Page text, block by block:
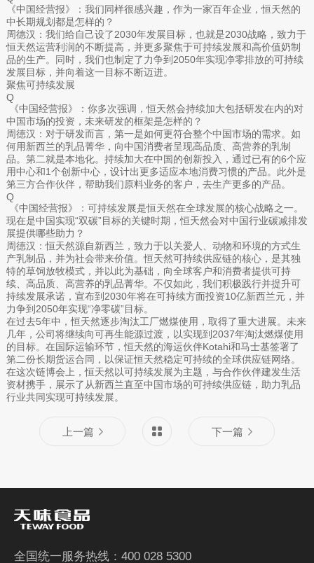
《中国经营报》：我们同样很感兴趣，作为一家百年企业，恒天然的
中长期规划都是怎样的？
周德汉：我们给自己设了2030年发展目标，也就是2030战略，致力于
恒天然运营利润的不断提高，并更多聚焦于可持续发展和高价值奶制
品的生产。同时，我们也制定了力争到2050年实现净零排放的可持续
发展目标，并向着这一目标不断迈进。
聚焦可持续发展
Q
《中国经营报》：你多次强调，恒天然会持续加大包括研发在内的对
中国市场的投资，未来研发的框架是怎样的？
周德汉：对于研发而言，第一是如何更符合整个中国市场的需求。如
何用新西兰的乳品菁华，向中国消费者呈现高品质、高营养的乳制
品。第二就是本地化。持续加大在中国的创新投入，通过已有的6个应
用中心和1个创新中心，设计出更多适应本地消费习惯的产品。此外是
第三方合作伙伴，帮助我们原料业务的客户，去生产更多的产品。
Q
《中国经营报》：可持续发展是恒天然在全球发展的核心战略之一。
现在是中国实现“双碳”目标的关键时期，恒天然会对中国行业碳减排发
展提供哪些助力？
周德汉：恒天然源自新西兰，致力于以关爱人、动物和环境的方式生
产乳制品，并为社会带来价值。恒天然可持续供应链的核心，是其独
特的草饲放牧模式，并以此为基础，向全球客户和消费者提供可持
续、高品质、高营养的乳品菁华。不仅如此，我们积极践行并提升可
持续发展承诺，宣布到2030年将在可持续方面投资10亿新西兰元，并
力争到2050年实现“净零碳”目标。
在过去5年中，恒天然逐步淘汰工厂燃煤使用，取得了重大进展。未来
几年，公司将继续向可再生能源过渡，以实现到2037年淘汰燃煤使用
的目标。在国际运输环节，恒天然的海运伙伴Kotahi和马士基签署了
第二份长期货运合同，以保证恒天然稳定可持续的全球供应链网络。
在这次链博会上，恒天然以可持续发展为主题，与合作伙伴建发生活
资材携手，展示了从新西兰直至中国市场的可持续供应链，助力乳品
行业共同实现可持续发展。
上一篇 下一篇
全国统一服务热线：400 028 5300